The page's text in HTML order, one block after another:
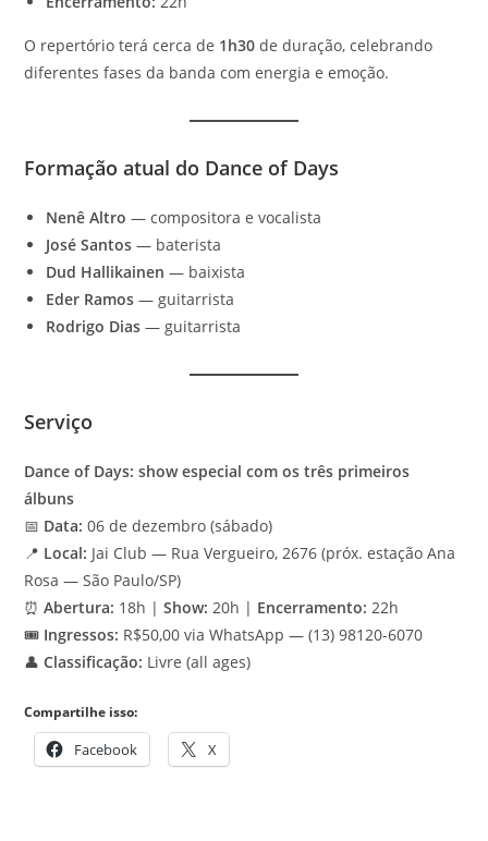
O repertório terá cerca de 1h30 de duração, celebrando
diferentes fases da banda com energia e emoção.
Formação atual do Dance of Days
Nenê Altro — compositora e vocalista
José Santos — baterista
Dud Hallikainen — baixista
Eder Ramos — guitarrista
Rodrigo Dias — guitarrista
Serviço
Dance of Days: show especial com os três primeiros
álbuns
📅 Data: 06 de dezembro (sábado)
📍 Local: Jai Club — Rua Vergueiro, 2676 (próx. estação Ana
Rosa — São Paulo/SP)
⏰Abertura: 18h |Show: 20h | Encerramento: 22h
🎟️ Ingressos: R$50,00 via WhatsApp — (13) 98120-6070
👤Classificação: Livre (all ages)
Compartilhe isso:
Facebook X